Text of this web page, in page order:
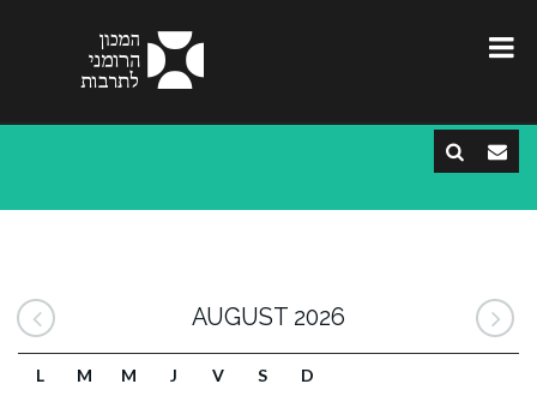
AUGUST 2026
L M M J V S D